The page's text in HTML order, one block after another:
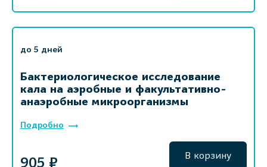
до 5 дней
Бактериологическое исследование
кала на аэробные и факультативно-
анаэробные микроорганизмы
Подробно
905 ₽ В корзину